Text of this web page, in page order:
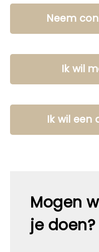
Neem
Ik wil
Ik wil een
Mogen
je doen?